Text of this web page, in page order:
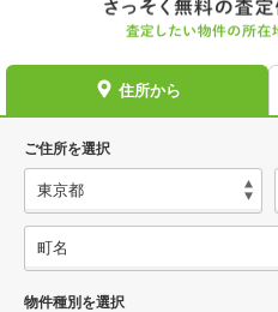
住所から
ご住所を選択
物件種別を選択